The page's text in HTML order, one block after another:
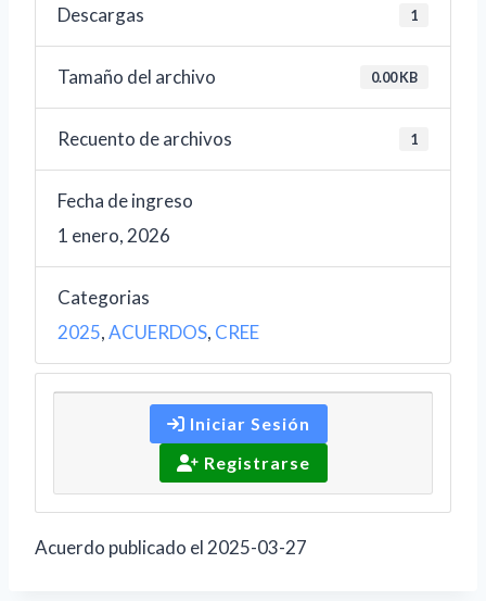
Descargas 1
Tamaño del archivo 0.00 KB
Recuento de archivos 1
Fecha de ingreso
1 enero, 2026
Categorias
2025,ACUERDOS, CREE
Iniciar Sesión
Registrarse
Acuerdo publicado el 2025-03-27